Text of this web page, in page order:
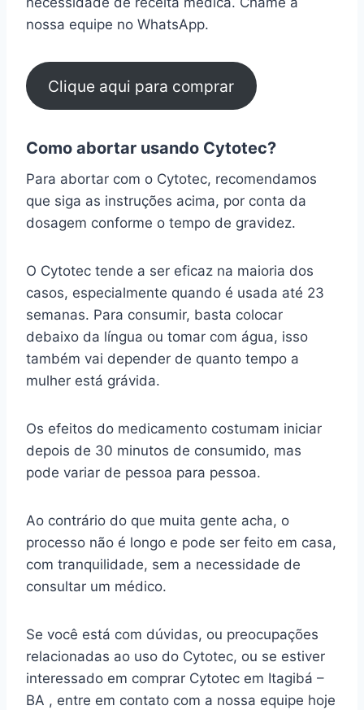
nossa equipe no WhatsApp.
Clique aqui para comprar
Como abortar usando Cytotec?
Para abortar com o Cytotec, recomendamos
que siga as instruções acima, por conta da
dosagem conforme o tempo de gravidez.
O Cytotec tende a ser eficaz na maioria dos
casos, especialmente quando é usada até 23
semanas. Para consumir, basta colocar
debaixo da língua ou tomar com água, isso
também vai depender de quanto tempo a
mulher está grávida.
Os efeitos do medicamento costumam iniciar
depois de 30 minutos de consumido, mas
pode variar de pessoa para pessoa.
Ao contrário do que muita gente acha, o
processo não é longo e pode ser feito em casa,
com tranquilidade, sem a necessidade de
consultar um médico.
Se você está com dúvidas, ou preocupações
relacionadas ao uso do Cytotec, ou se estiver
interessado em comprar Cytotec em Itagibá –
BA , entre em contato com a nossa equipe hoje